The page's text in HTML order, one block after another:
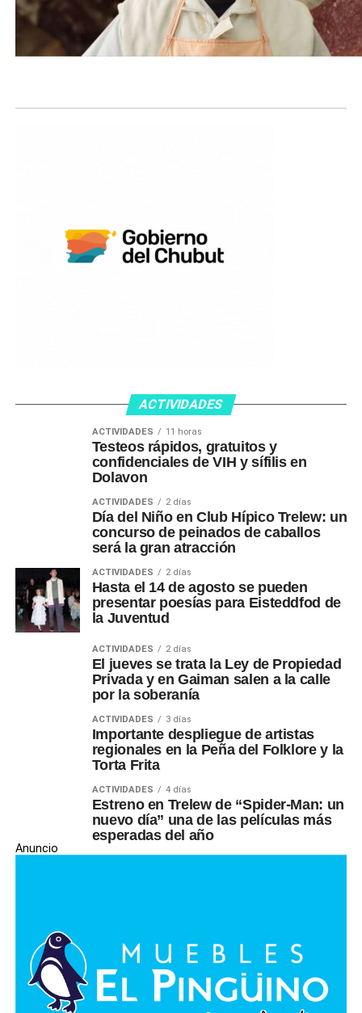
ACTIVIDADES
ACTIVIDADES 11 horas
Testeos rápidos, gratuitos y
confidenciales de VIH y sífilis en
Dolavon
ACTIVIDADES 2 días
Día del Niño en Club Hípico Trelew: un
concurso de peinados de caballos
será la gran atracción
ACTIVIDADES 2 días
Hasta el 14 de agosto se pueden
presentar poesías para Eisteddfod de
la Juventud
ACTIVIDADES 2 días
El jueves se trata la Ley de Propiedad
Privada y en Gaiman salen a la calle
por la soberanía
ACTIVIDADES 3 días
Importante despliegue de artistas
regionales en la Peña del Folklore y la
Torta Frita
ACTIVIDADES 4 días
Estreno en Trelew de “Spider-Man: un
nuevo día” una de las películas más
esperadas del año
Anuncio